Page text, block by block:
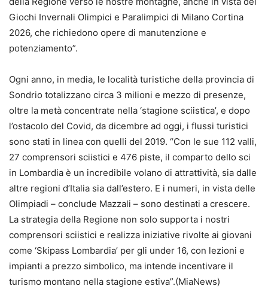
Giochi Invernali Olimpici e Paralimpici di Milano Cortina
2026, che richiedono opere di manutenzione e
potenziamento”.
Ogni anno, in media, le località turistiche della provincia di
Sondrio totalizzano circa 3 milioni e mezzo di presenze,
oltre la metà concentrate nella ‘stagione sciistica’, e dopo
l’ostacolo del Covid, da dicembre ad oggi, i flussi turistici
sono stati in linea con quelli del 2019. “Con le sue 112 valli,
27 comprensori sciistici e 476 piste, il comparto dello sci
in Lombardia è un incredibile volano di attrattività, sia dalle
altre regioni d’Italia sia dall’estero. E i numeri, in vista delle
Olimpiadi – conclude Mazzali – sono destinati a crescere.
La strategia della Regione non solo supporta i nostri
comprensori sciistici e realizza iniziative rivolte ai giovani
come ‘Skipass Lombardia’ per gli under 16, con lezioni e
impianti a prezzo simbolico, ma intende incentivare il
turismo montano nella stagione estiva”.(MiaNews)